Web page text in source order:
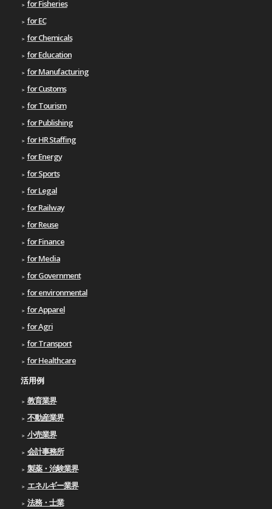
for Fisheries
for EC
for Chemicals
for Education
for Manufacturing
for Customs
for Tourism
for Publishing
for HR Staffing
for Energy
for Sports
for Legal
for Railway
for Reuse
for Finance
for Media
for Government
for environmental
for Apparel
for Agri
for Transport
for Healthcare
活用例
教育業界
不動産業界
小売業界
会計事務所
製薬・治験業界
エネルギー業界
法務・士業